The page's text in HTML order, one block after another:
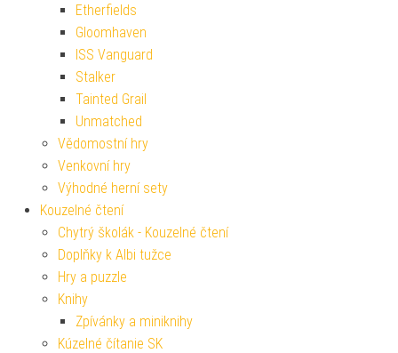
Etherfields
Gloomhaven
ISS Vanguard
Stalker
Tainted Grail
Unmatched
Vědomostní hry
Venkovní hry
Výhodné herní sety
Kouzelné čtení
Chytrý školák - Kouzelné čtení
Doplňky k Albi tužce
Hry a puzzle
Knihy
Zpívánky a miniknihy
Kúzelné čítanie SK